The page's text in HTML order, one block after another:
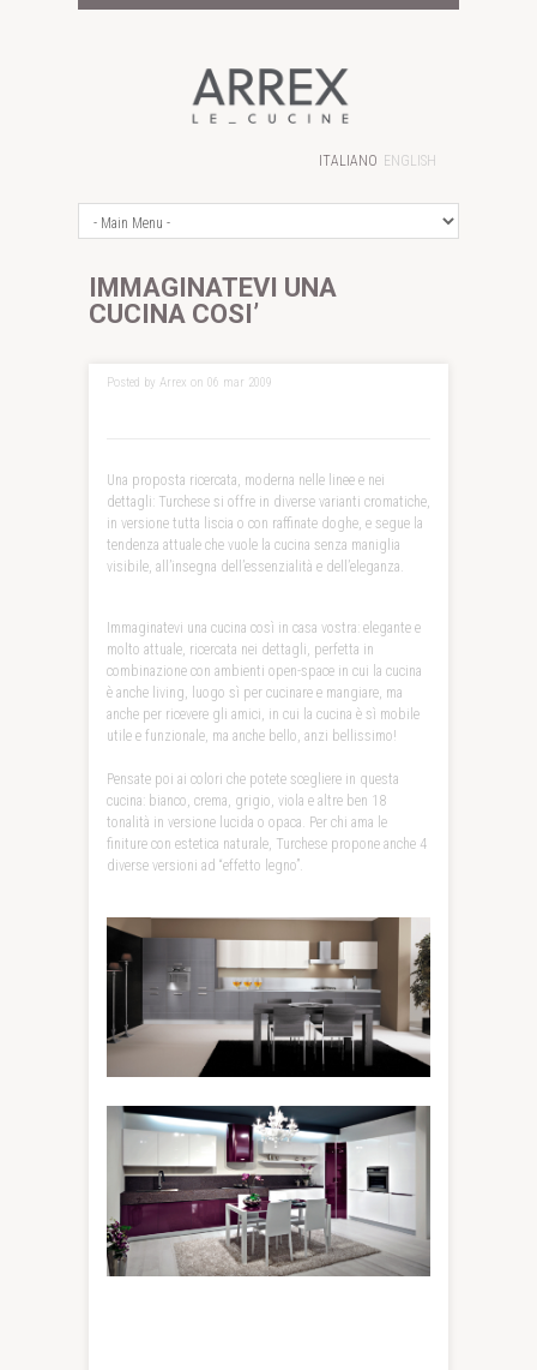
ITALIANO ENGLISH
IMMAGINATEVI UNA
CUCINA COSI’
Posted by Arrex on 06 mar 2009
Una proposta ricercata, moderna nelle linee e nei
dettagli: Turchese si offre in diverse varianti cromatiche,
in versione tutta liscia o con raffinate doghe, e segue la
tendenza attuale che vuole la cucina senza maniglia
visibile, all’insegna dell’essenzialità e dell’eleganza.
Immaginatevi una cucina così in casa vostra: elegante e
molto attuale, ricercata nei dettagli, perfetta in
combinazione con ambienti open-space in cui la cucina
è anche living, luogo sì per cucinare e mangiare, ma
anche per ricevere gli amici, in cui la cucina è sì mobile
utile e funzionale, ma anche bello, anzi bellissimo!
Pensate poi ai colori che potete scegliere in questa
cucina: bianco, crema, grigio, viola e altre ben 18
tonalità in versione lucida o opaca. Per chi ama le
finiture con estetica naturale, Turchese propone anche 4
diverse versioni ad “effetto legno”.